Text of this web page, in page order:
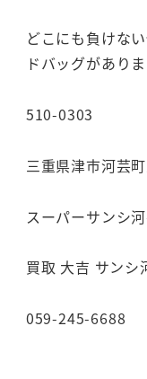
どこにも負けな
ドバッグがあり
510-0303
三重県津市河芸
スーパーサンシ
買取 大吉 サンシ
059-245-6688